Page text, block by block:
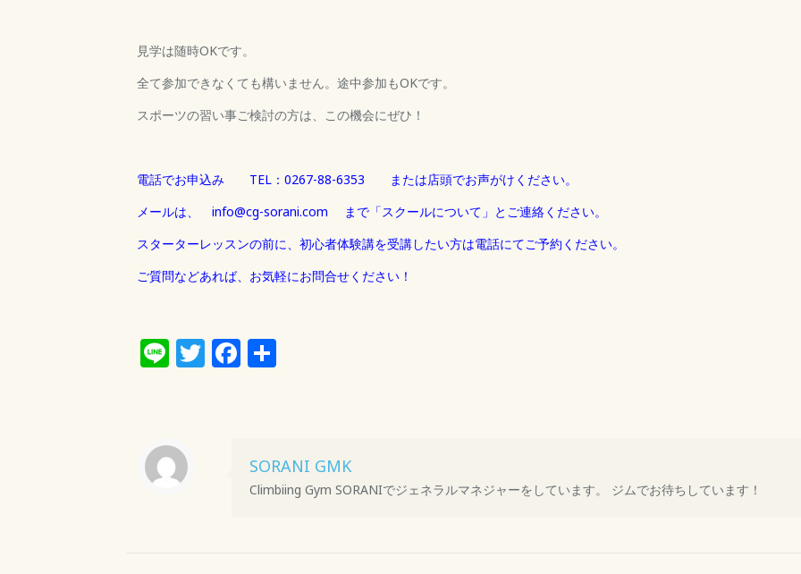
見学は随時OKです。
全て参加できなくても構いません。途中参加もOKです。
スポーツの習い事ご検討の方は、この機会にぜひ！
電話でお申込み TEL：0267-88-6353 または店頭でお声がけください。
メールは、 info@cg-sorani.com まで「スクールについて」とご連絡ください。
スターターレッスンの前に、初心者体験講を受講したい方は電話にてご予約ください。
ご質問などあれば、お気軽にお問合せください！
LineTwitter
Facebook
共
SORANI GMK
Climbiing Gym SORANIでジェネラルマネジャーをしています。 ジムでお待ちしています！